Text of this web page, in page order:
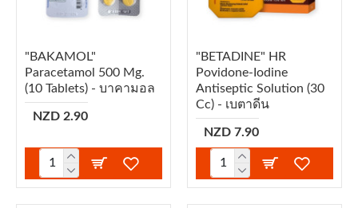
"BAKAMOL"
Paracetamol 500 Mg.
(10 Tablets) - บาคามอล
NZD 2.90
"BETADINE" HR
Povidone-Iodine
Antiseptic Solution (30
Cc) - เบตาดีน
NZD 7.90